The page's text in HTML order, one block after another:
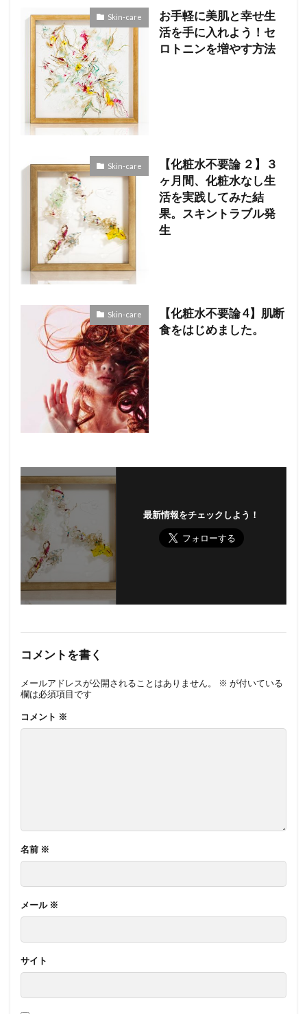
Skin-care
お手軽に美肌と幸せ生
活を手に入れよう！セ
ロトニンを増やす方法
Skin-care
【化粧水不要論 ２】３
ヶ月間、化粧水なし生
活を実践してみた結
果。スキントラブル発
生
Skin-care
【化粧水不要論 4】肌断
食をはじめました。
最新情報をチェックしよう！
コメントを書く
メールアドレスが公開されることはありません。 ※ が付いている
欄は必須項目です
コメント ※
名前 ※
メール ※
サイト